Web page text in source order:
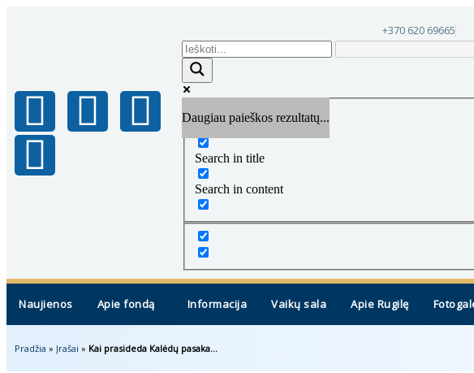
+370 620 69665
Daugiau paieškos rezultatų...
Exact matches only
Search in title
Search in content
Naujienos Apie fondą Informacija Vaikų sala Apie Rugilę
Pradžia » Įrašai » Kai prasideda Kalėdų pasaka…